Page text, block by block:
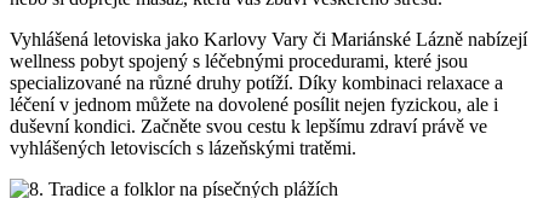
Vyhlášená letoviska jako Karlovy Vary či Mariánské Lázně nabízejí
wellness pobyt spojený s léčebnými procedurami, které jsou
specializované na různé druhy potíží. Díky kombinaci relaxace a
léčení v jednom můžete na dovolené posílit nejen fyzickou, ale i
duševní kondici. Začněte svou cestu k lepšímu zdraví právě ve
vyhlášených letoviscích s lázeňskými tratěmi.